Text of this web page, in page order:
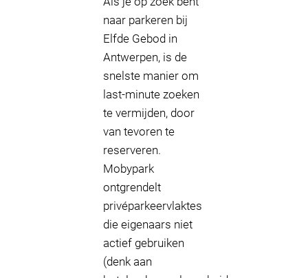
naar parkeren bij
Elfde Gebod in
Antwerpen, is de
snelste manier om
last-minute zoeken
te vermijden, door
van tevoren te
reserveren.
Mobypark
ontgrendelt
privéparkeervlaktes
die eigenaars niet
actief gebruiken
(denk aan